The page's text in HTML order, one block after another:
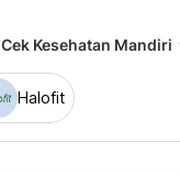
Cek Kesehatan Mandiri
Halofit